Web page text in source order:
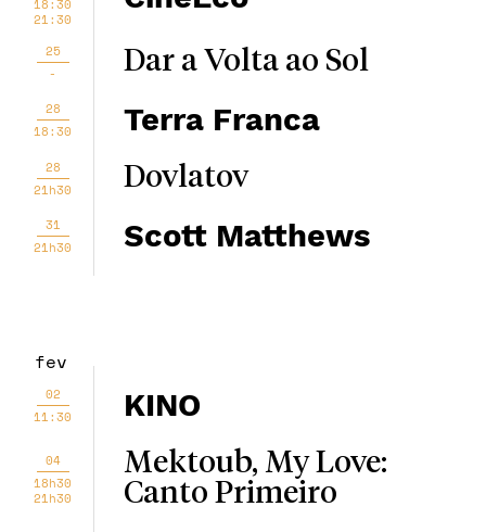
18:30
21:30
25
-
Dar a Volta ao Sol
28
18:30
Terra Franca
28
21h30
Dovlatov
31
21h30
Scott Matthews
fev
02
11:30
KINO
04
18h30
21h30
Mektoub, My Love:
Canto Primeiro